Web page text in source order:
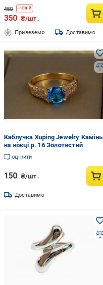
450 -100 ₴
350 ₴/шт.
Привеземо Доставимо
Каблучка Xuping Jewelry Камінь
на ніжці р. 16 Золотистий
оцінити
150 ₴/шт.
Доставимо